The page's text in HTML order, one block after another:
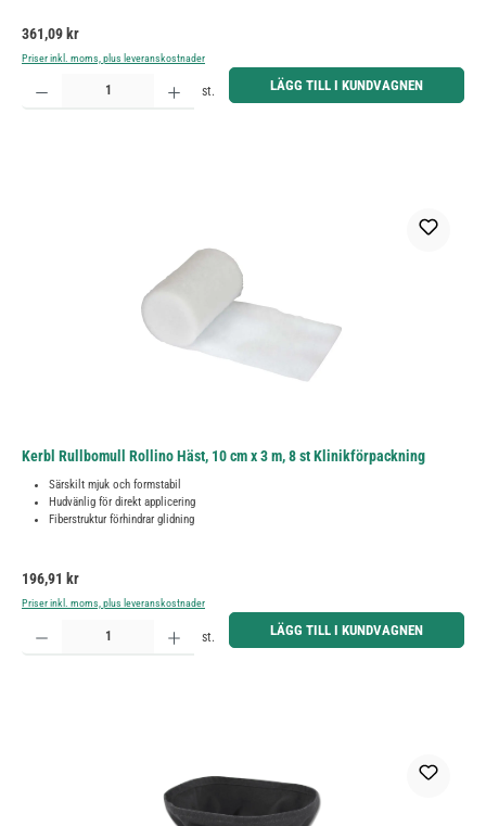
Ordinarie pris:
361,09 kr
Priser inkl. moms, plus leveranskostnader
Produktkvantitet: Ange önskat belopp eller använd knapparna för att öka eller minska kvantiteten.
st. LÄGG TILL I KUNDVAGNEN
Kerbl Rullbomull Rollino Häst, 10 cm x 3 m, 8 st Klinikförpackning
Särskilt mjuk och formstabil
Hudvänlig för direkt applicering
Fiberstruktur förhindrar glidning
Ordinarie pris:
196,91 kr
Priser inkl. moms, plus leveranskostnader
Produktkvantitet: Ange önskat belopp eller använd knapparna för att öka eller minska kvantiteten.
st. LÄGG TILL I KUNDVAGNEN